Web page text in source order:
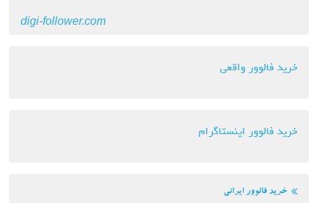
digi-follower.com
خرید فالوور واقعی
خرید فالوور اینستاگرام
خرید فالوور ایرانی